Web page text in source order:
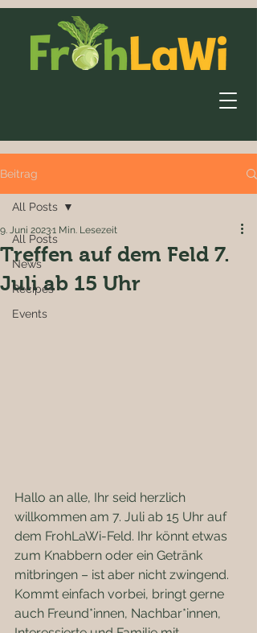
Beitrag
All Posts
News
Recipes
Events
All Posts
Treffen auf dem Feld 7.
Juli ab 15 Uhr
9. Juni 20231 Min. Lesezeit
Hallo an alle, Ihr seid herzlich
willkommen am 7. Juli ab 15 Uhr auf
dem FrohLaWi-Feld. Ihr könnt etwas
zum Knabbern oder ein Getränk
mitbringen – ist aber nicht zwingend.
Kommt einfach vorbei, bringt gerne
auch Freund*innen, Nachbar*innen,